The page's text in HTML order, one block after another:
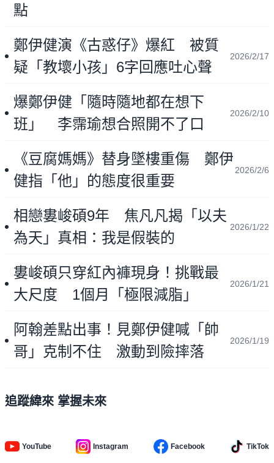
點
鄭伊健演《古惑仔》爆紅 被質
疑「教壞小孩」6字回應吐心聲
2026/2/17
爆鄭伊健「隨時隨地都在想下
班」 李霈瑜想合照開不了口
2026/2/10
《豆腐媽媽》替身墜樓重傷 鄭伊
健指「他」的態度很重要
2026/2/6
相戀婁峻碩9年 焦凡凡揭「以夫
為天」真相：我是假裝的
2026/1/22
婁峻碩只穿紅內褲現身！挑戰最
大尺度 1個月「極限減脂」
2026/1/21
阿翰差點出事！見鄭伊健喊「帥
哥」克制不住 激動到險摔落
2026/1/19
追蹤緯來 掌握未來
YouTube Instagram Facebook TikTok